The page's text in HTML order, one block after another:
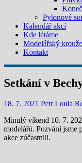
Pylonové
Kalendář akcí
Kde létáme
Modelářský
Kontakt
Setkání v
18. 7. 2021 Petr Loula
Minulý víkend 10. 7.
modelářů. Pozvání jsme
akce zúčastnili.